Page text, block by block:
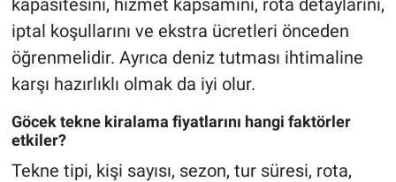
kapasitesini, hizmet kapsamını, rota detaylarını,
iptal koşullarını ve ekstra ücretleri önceden
öğrenmelidir. Ayrıca deniz tutması ihtimaline
karşı hazırlıklı olmak da iyi olur.
Göcek tekne kiralama fiyatlarını hangi faktörler
etkiler?
Tekne tipi, kişi sayısı, sezon, tur süresi, rota,